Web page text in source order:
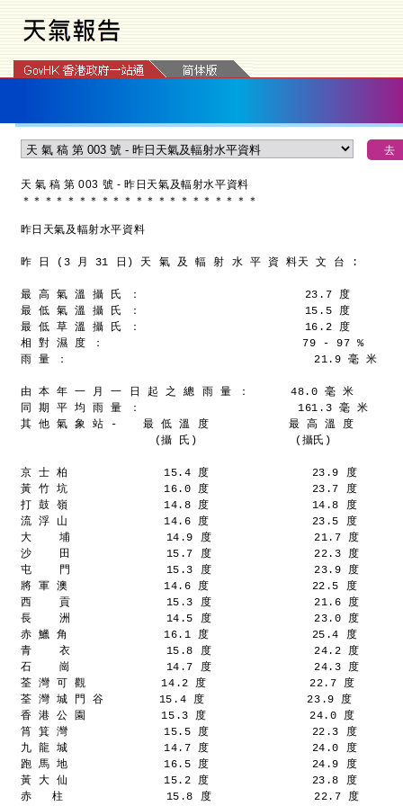
天 氣 稿 第 003 號 - 昨日天氣及輻射水平資料
＊ ＊ ＊ ＊ ＊ ＊ ＊ ＊ ＊ ＊ ＊ ＊ ＊ ＊ ＊ ＊ ＊ ＊ ＊ ＊ ＊
昨日天氣及輻射水平資料
昨 日 (3 月 31 日) 天 氣 及 輻 射 水 平 資 料天 文 台 :
最 高 氣 溫 攝 氏 ：                        23.7 度
最 低 氣 溫 攝 氏 ：                        15.5 度
最 低 草 溫 攝 氏 ：                        16.2 度
相 對 濕 度 ：                             79 - 97 %
雨 量 ：                                    21.9 毫 米
由 本 年 一 月 一 日 起 之 總 雨 量 ：      48.0 毫 米
同 期 平 均 雨 量 ：                       161.3 毫 米
其 他 氣 象 站 - 　 最 低 溫 度 　         最 高 溫 度
(攝 氏)　　 　   　 　 (攝氏)
京 士 柏              15.4 度               23.9 度
黃 竹 坑              16.0 度               23.7 度
打 鼓 嶺              14.8 度               14.8 度
流 浮 山              14.6 度               23.5 度
大    埔              14.9 度               21.7 度
沙    田              15.7 度               22.3 度
屯    門              15.3 度               23.9 度
將 軍 澳              14.6 度               22.5 度
西    貢              15.3 度               21.6 度
長    洲              14.5 度               23.0 度
赤 鱲 角              16.1 度               25.4 度
青    衣              15.8 度               24.2 度
石    崗              14.7 度               24.3 度
荃 灣 可 觀           14.2 度               22.7 度
荃 灣 城 門 谷        15.4 度               23.9 度
香 港 公 園           15.3 度               24.0 度
筲 箕 灣              15.5 度               22.3 度
九 龍 城              14.7 度               24.0 度
跑 馬 地              16.5 度               24.9 度
黃 大 仙              15.2 度               23.8 度
赤   柱               15.8 度               22.7 度